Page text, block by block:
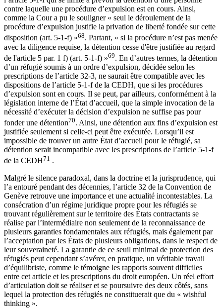
contre laquelle une procédure d’expulsion est en cours. Ainsi,
comme la Cour a pu le souligner « seul le déroulement de la
procédure d’expulsion justifie la privation de liberté fondée sur cette
disposition (art. 5-1-f) »68. Partant, « si la procédure n’est pas menée
avec la diligence requise, la détention cesse d'être justifiée au regard
de l'article 5 par. 1 f) (art. 5-1-f) »69. En d’autres termes, la détention
d’un réfugié soumis à un ordre d’expulsion, décidée selon les
prescriptions de l’article 32-3, ne saurait être compatible avec les
dispositions de l’article 5-1-f de la CEDH, que si les procédures
d’expulsion sont en cours. Il se peut, par ailleurs, conformément à la
législation interne de l’État d’accueil, que la simple invocation de la
nécessité d’exécuter la décision d’expulsion ne suffise pas pour
fonder une détention70. Ainsi, une détention aux fins d’expulsion est
justifiée seulement si celle-ci peut être exécutée. Lorsqu’il est
impossible de trouver un autre État d’accueil pour le réfugié, sa
détention serait incompatible avec les prescriptions de l’article 5-1-f
de la CEDH71 .
Malgré le silence paradoxal, dans la doctrine et la jurisprudence, qui
l’a entouré pendant des décennies, l’article 32 de la Convention de
Genève retrouve une importance et une actualité incontestables. La
consécration d’un régime juridique propre pour les réfugiés se
trouvant régulièrement sur le territoire des États contractants se
réalise par l’intermédiaire non seulement de la reconnaissance de
plusieurs garanties fondamentales aux réfugiés, mais également par
l’acceptation par les États de plusieurs obligations, dans le respect de
leur souveraineté. La garantie de ce seuil minimal de protection des
réfugiés peut cependant s’avérer, en pratique, un véritable travail
d’équilibriste, comme le témoigne les rapports souvent difficiles
entre cet article et les prescriptions du droit européen. Un réel effort
d’articulation doit se réaliser et se poursuivre des deux côtés, sans
lequel la protection des réfugiés ne constituerait que du « wishful
thinking ».